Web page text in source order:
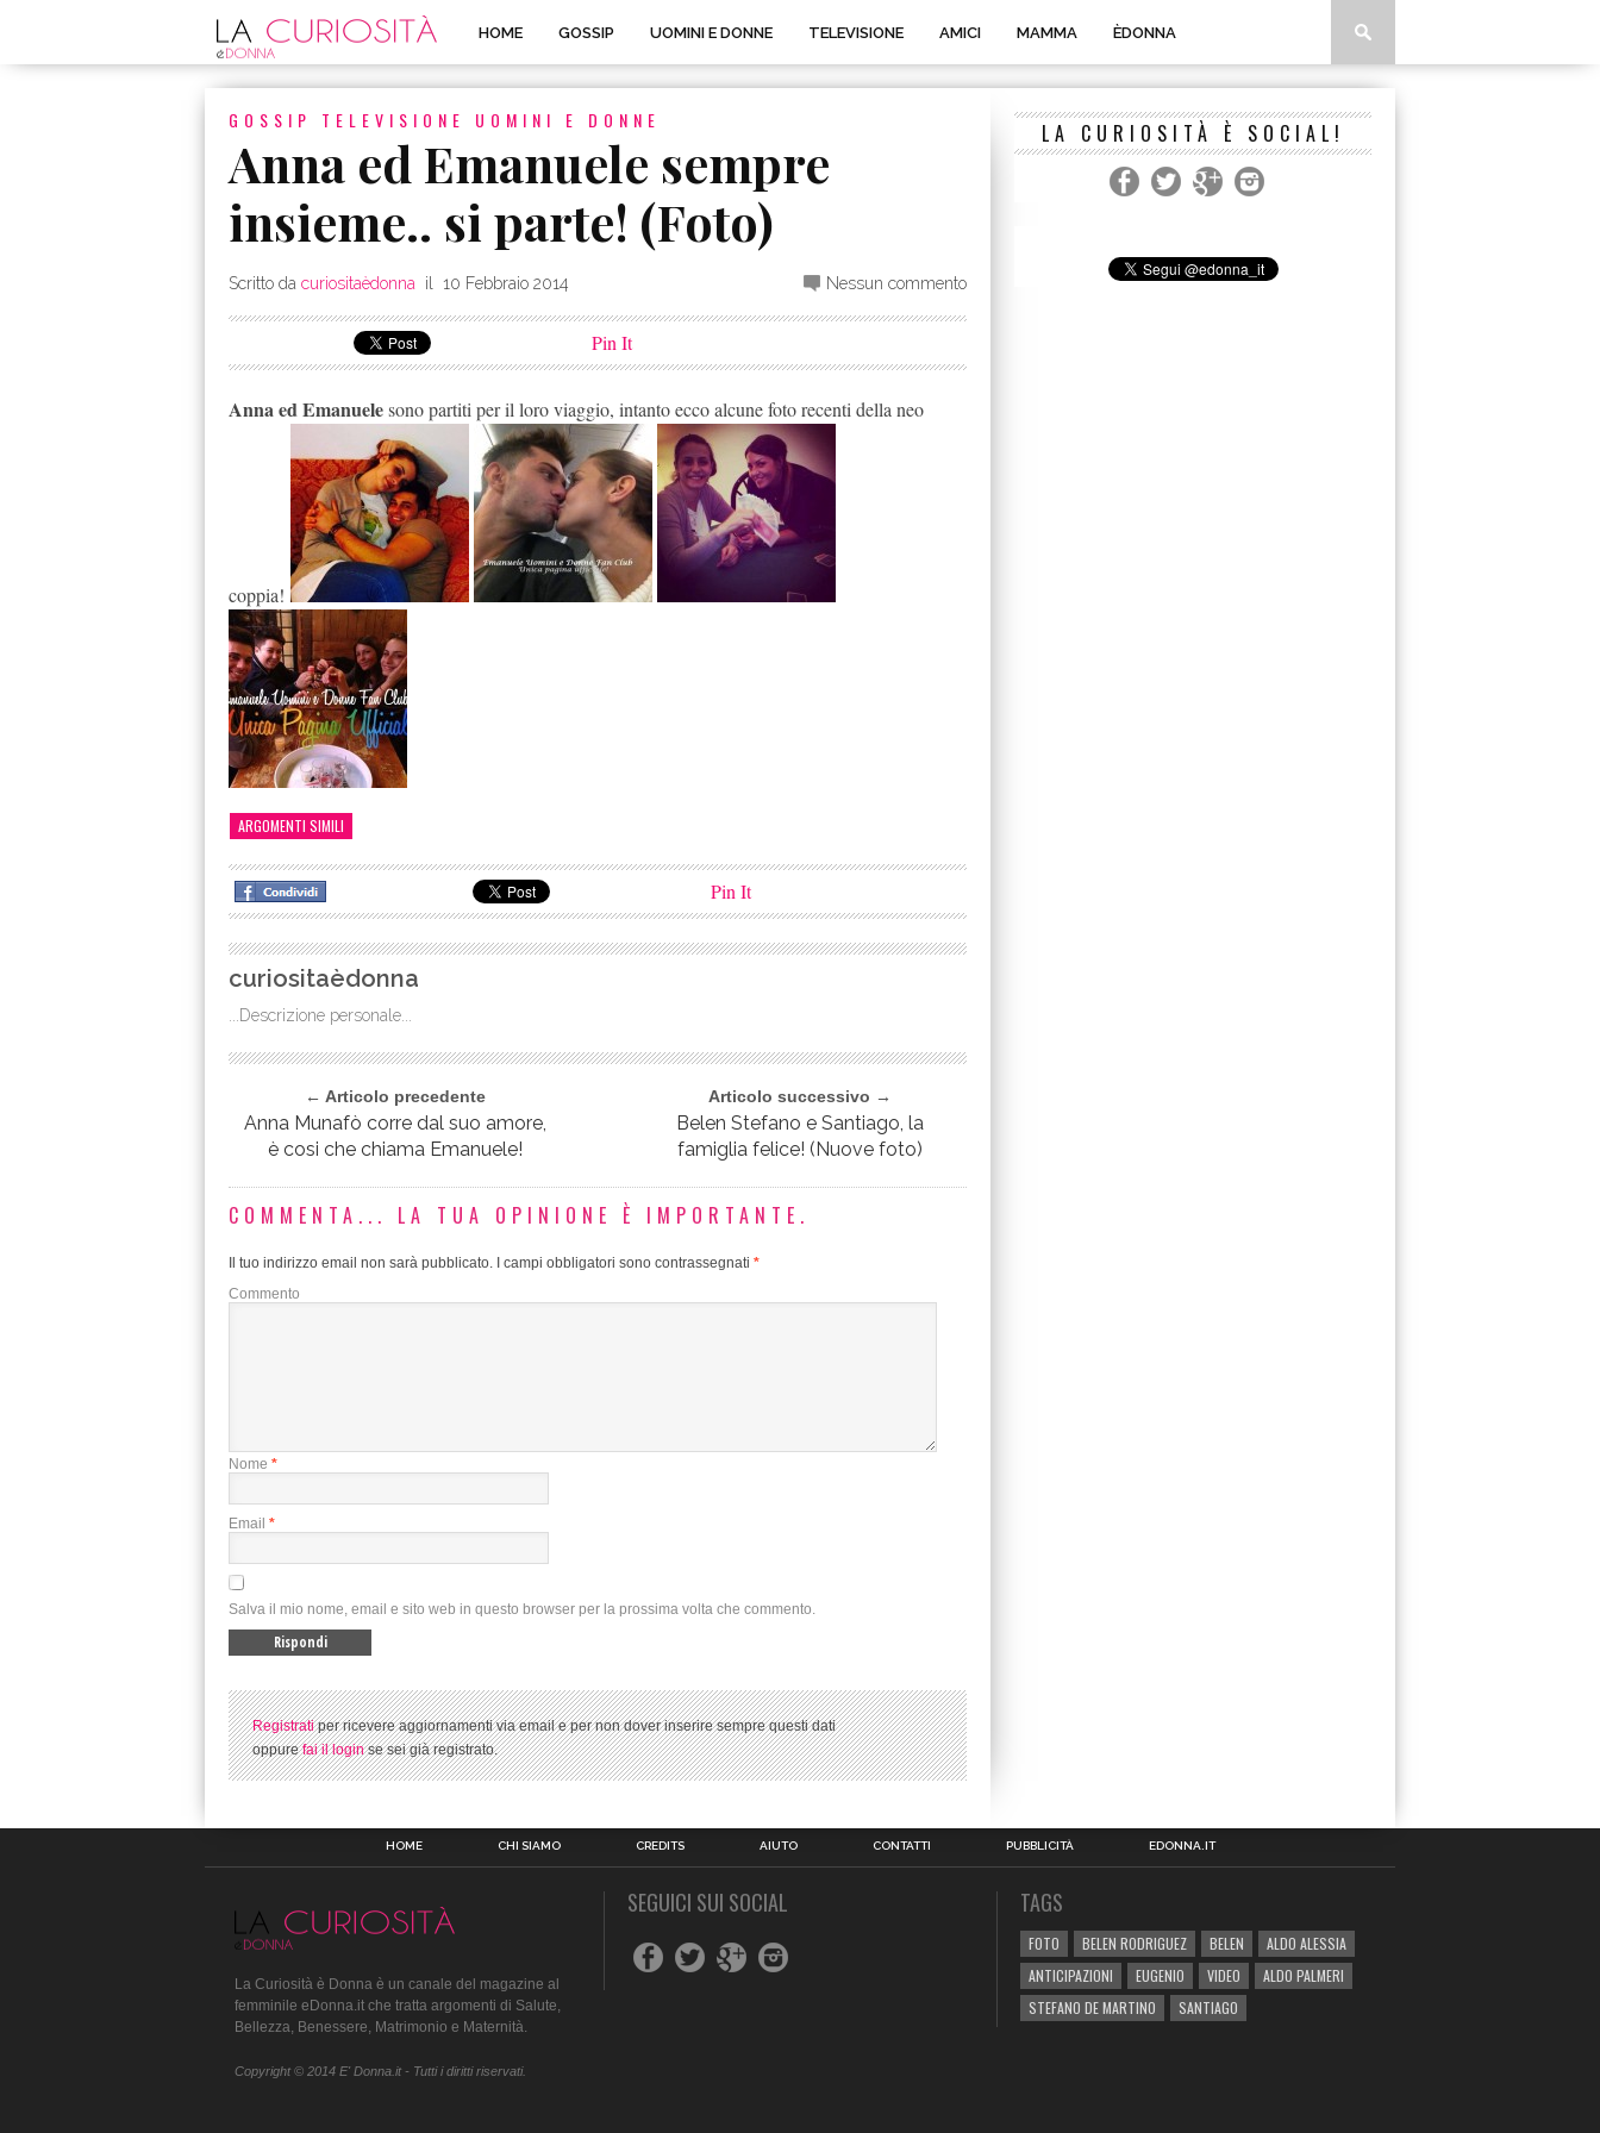
HOME GOSSIP UOMINI E DONNE TELEVISIONE AMICI MAMMA ÈDONNA
GOSSIP TELEVISIONE UOMINI E DONNE
Anna ed Emanuele sempre
insieme.. si parte! (Foto)
Scritto da curiositaèdonna il 10 Febbraio 2014 Nessun commento
Pin It
Anna ed Emanuelesono partiti per il loro viaggio, intanto ecco alcune foto recenti della neo
coppia!
ARGOMENTI SIMILI
Pin It
curiositaèdonna
...Descrizione personale...
← Articolo precedente
Anna Munafò corre dal suo amore,
è cosi che chiama Emanuele!
Articolo successivo →
Belen Stefano e Santiago, la
famiglia felice! (Nuove foto)
COMMENTA... LA TUA OPINIONE È IMPORTANTE.
Il tuo indirizzo email non sarà pubblicato. I campi obbligatori sono contrassegnati *
Commento
Nome *
Email *
Salva il mio nome, email e sito web in questo browser per la prossima volta che commento.
Registratiper ricevere aggiornamenti via email e per non dover inserire sempre questi dati
oppurefai il loginse sei già registrato.
LA CURIOSITÀ È SOCIAL!
HOME CHI SIAMO CREDITS AIUTO CONTATTI PUBBLICITÀ EDONNA.IT
La Curiosità è Donna è un canale del magazine al
femminile eDonna.it che tratta argomenti di Salute,
Bellezza, Benessere, Matrimonio e Maternità.
Copyright © 2014 E' Donna.it - Tutti i diritti riservati.
SEGUICI SUI SOCIAL TAGS
FOTO BELEN RODRIGUEZ BELEN
ALDO ALESSIA
ANTICIPAZIONI
EUGENIO VIDEO
ALDO PALMERI
STEFANO DE MARTINO
SANTIAGO